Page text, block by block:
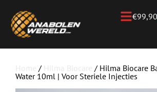
€99,90
/
/ Hilma Biocare
Water 10ml | Voor Steriele Injecties